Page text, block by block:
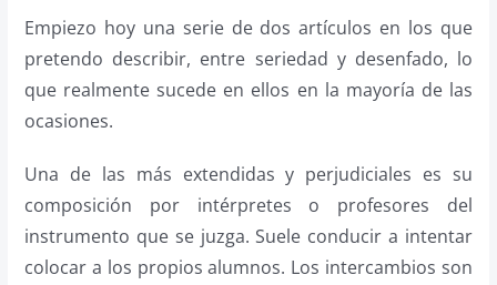
Empiezo hoy una serie de dos artículos en los que
pretendo describir, entre seriedad y desenfado, lo
que realmente sucede en ellos en la mayoría de las
ocasiones.
Una de las más extendidas y perjudiciales es su
composición por intérpretes o profesores del
instrumento que se juzga. Suele conducir a intentar
colocar a los propios alumnos. Los intercambios son